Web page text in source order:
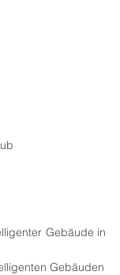
Gebäude in
Gebäuden